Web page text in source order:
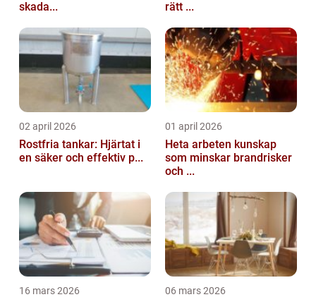
skada... rätt ...
02 april 2026
Rostfria tankar: Hjärtat i
en säker och effektiv p...
01 april 2026
Heta arbeten kunskap
som minskar brandrisker
och ...
16 mars 2026 06 mars 2026